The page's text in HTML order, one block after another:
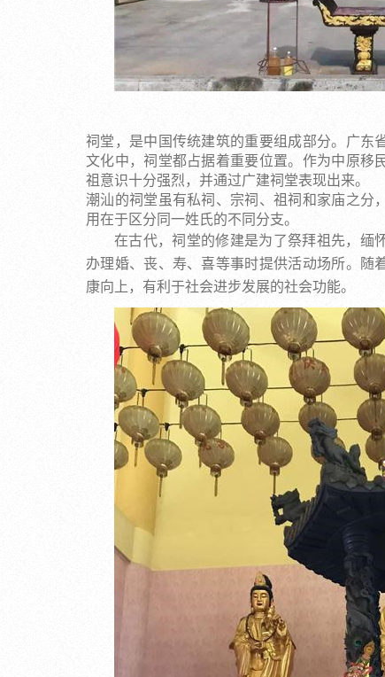
祠堂，是中国传统建筑的重要组成部分。广东
文化中，祠堂都占据着重要位置。作为中原移
祖意识十分强烈，并通过广建祠堂表现出来。
潮汕的祠堂虽有私祠、宗祠、祖祠和家庙之分
用在于区分同一姓氏的不同分支。
在古代，祠堂的修建是为了祭拜祖先，缅
办理婚、丧、寿、喜等事时提供活动场所。随
康向上，有利于社会进步发展的社会功能。